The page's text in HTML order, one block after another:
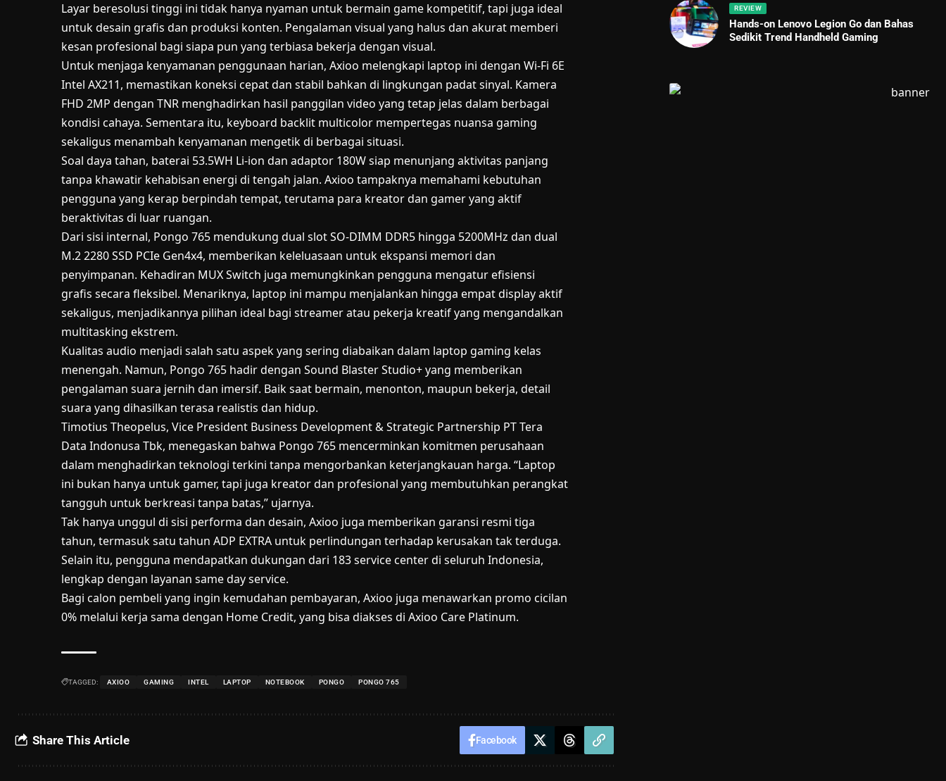
Layar beresolusi tinggi ini tidak hanya nyaman untuk bermain game kompetitif, tapi juga ideal
untuk desain grafis dan produksi konten. Pengalaman visual yang halus dan akurat memberi
kesan profesional bagi siapa pun yang terbiasa bekerja dengan visual.
Untuk menjaga kenyamanan penggunaan harian, Axioo melengkapi laptop ini dengan Wi-Fi 6E
Intel AX211, memastikan koneksi cepat dan stabil bahkan di lingkungan padat sinyal. Kamera
FHD 2MP dengan TNR menghadirkan hasil panggilan video yang tetap jelas dalam berbagai
kondisi cahaya. Sementara itu, keyboard backlit multicolor mempertegas nuansa gaming
sekaligus menambah kenyamanan mengetik di berbagai situasi.
Soal daya tahan, baterai 53.5WH Li-ion dan adaptor 180W siap menunjang aktivitas panjang
tanpa khawatir kehabisan energi di tengah jalan. Axioo tampaknya memahami kebutuhan
pengguna yang kerap berpindah tempat, terutama para kreator dan gamer yang aktif
beraktivitas di luar ruangan.
Dari sisi internal, Pongo 765 mendukung dual slot SO-DIMM DDR5 hingga 5200MHz dan dual
M.2 2280 SSD PCIe Gen4x4, memberikan keleluasaan untuk ekspansi memori dan
penyimpanan. Kehadiran MUX Switch juga memungkinkan pengguna mengatur efisiensi
grafis secara fleksibel. Menariknya, laptop ini mampu menjalankan hingga empat display aktif
sekaligus, menjadikannya pilihan ideal bagi streamer atau pekerja kreatif yang mengandalkan
multitasking ekstrem.
Kualitas audio menjadi salah satu aspek yang sering diabaikan dalam laptop gaming kelas
menengah. Namun, Pongo 765 hadir dengan Sound Blaster Studio+ yang memberikan
pengalaman suara jernih dan imersif. Baik saat bermain, menonton, maupun bekerja, detail
suara yang dihasilkan terasa realistis dan hidup.
Timotius Theopelus, Vice President Business Development & Strategic Partnership PT Tera
Data Indonusa Tbk, menegaskan bahwa Pongo 765 mencerminkan komitmen perusahaan
dalam menghadirkan teknologi terkini tanpa mengorbankan keterjangkauan harga. “Laptop
ini bukan hanya untuk gamer, tapi juga kreator dan profesional yang membutuhkan perangkat
tangguh untuk berkreasi tanpa batas,” ujarnya.
Tak hanya unggul di sisi performa dan desain, Axioo juga memberikan garansi resmi tiga
tahun, termasuk satu tahun ADP EXTRA untuk perlindungan terhadap kerusakan tak terduga.
Selain itu, pengguna mendapatkan dukungan dari 183 service center di seluruh Indonesia,
lengkap dengan layanan same day service.
Bagi calon pembeli yang ingin kemudahan pembayaran, Axioo juga menawarkan promo cicilan
0% melalui kerja sama dengan Home Credit, yang bisa diakses di Axioo Care Platinum.
TAGGED: AXIOO GAMING INTEL LAPTOP NOTEBOOK PONGO PONGO 765
Share This Article Facebook
REVIEW
Hands-on Lenovo Legion Go dan Bahas
Sedikit Trend Handheld Gaming